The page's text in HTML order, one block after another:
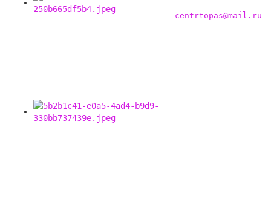
centrtopas@mail.ru